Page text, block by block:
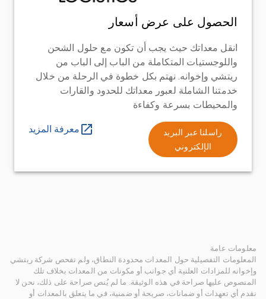
الحصول على عرض أسعار
انقل معداتك حيث يجب أن تكون مع حلول الشحن
واللوجستيات المتكاملة من الباب إلى الباب من
ريتشي وإخوانه. نهتم بكل خطوة في الرحلة من خلال
خدمتنا الشاملة لعبور معداتك للحدود والقارات
والمحيطات بسرعة وكفاءة
راسلنا عبر البريد
الإلكتروني
معرفة المزيد
معلومات عامة
المعلومات التفصيلية حول المعدات محدودة النطاق، ولم تفحص شركة ريتشي
وإخوانه للمزادات العلنية أي جوانب أو مكونات من المعدات بخلاف تلك
المنصوص عليها صراحة في هذه الوثيقة. ما لم يُنص صراحة على ذلك، نحن لا
نقدم أي تعهدات أو ضمانات، صريحة أو ضمنية، في ما يتعلق بالمعدات أو